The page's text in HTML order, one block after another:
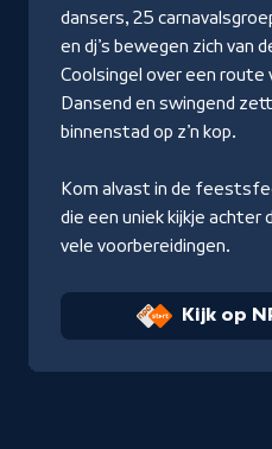
dansers, 25
en dj’s bewegen zich van
Coolsingel over een route
Dansend en swingend
binnenstad op z’n kop.
Kom alvast in de
die een uniek kijkje achter
vele voorbereidingen.
Kijk op